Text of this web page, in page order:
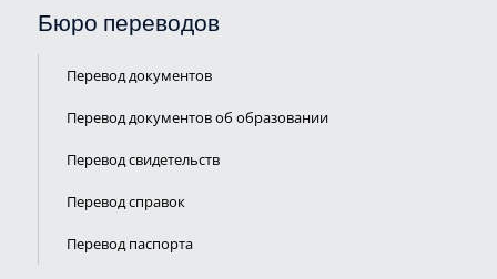
Бюро переводов
Перевод документов
Перевод документов об образовании
Перевод свидетельств
Перевод справок
Перевод паспорта